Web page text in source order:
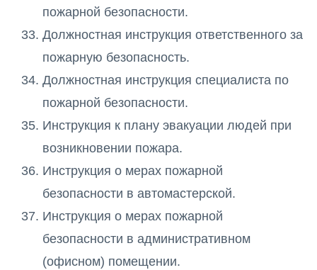
пожарной безопасности.
Должностная инструкция ответственного за
пожарную безопасность.
Должностная инструкция специалиста по
пожарной безопасности.
Инструкция к плану эвакуации людей при
возникновении пожара.
Инструкция о мерах пожарной
безопасности в автомастерской.
Инструкция о мерах пожарной
безопасности в административном
(офисном) помещении.